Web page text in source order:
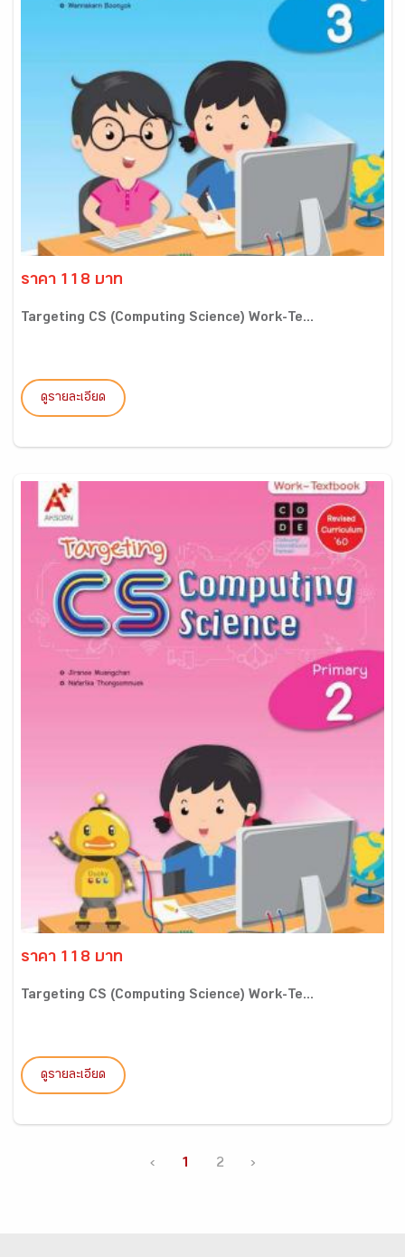
ราคา 118 บาท
Targeting CS (Computing Science) Work-Te...
ดูรายละเอียด
ราคา 118 บาท
Targeting CS (Computing Science) Work-Te...
ดูรายละเอียด
‹ 1 2 ›